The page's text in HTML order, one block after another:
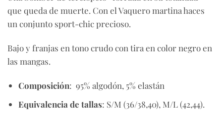
que queda de muerte. Con el Vaquero martina haces
un conjunto sport-chic precioso.
Bajo y franjas en tono crudo con tira en color negro en
las mangas.
Composición: 95% algodón, 5% elastán
Equivalencia de tallas: S/M (36/38,40), M/L (42,44).